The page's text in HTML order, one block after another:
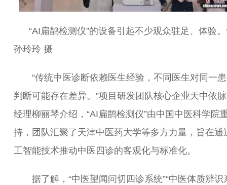
“AI扁鹊检测仪”的设备引起不少观众驻足、体验
孙玲玲 摄
“传统中医诊断依赖医生经验，不同医生对同一
判断可能存在差异。”项目研发团队核心企业天中依
经理柳丽琴介绍，“AI扁鹊检测仪”由中国中医科学院
持，团队汇聚了天津中医药大学等多方力量，旨在通
工智能技术推动中医四诊的客观化与标准化。
据了解，“中医望闻问切四诊系统”“中医体质辨识